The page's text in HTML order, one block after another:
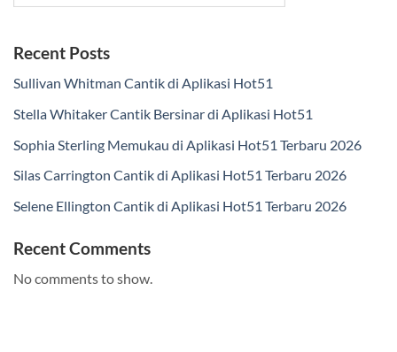
Recent Posts
Sullivan Whitman Cantik di Aplikasi Hot51
Stella Whitaker Cantik Bersinar di Aplikasi Hot51
Sophia Sterling Memukau di Aplikasi Hot51 Terbaru 2026
Silas Carrington Cantik di Aplikasi Hot51 Terbaru 2026
Selene Ellington Cantik di Aplikasi Hot51 Terbaru 2026
Recent Comments
No comments to show.